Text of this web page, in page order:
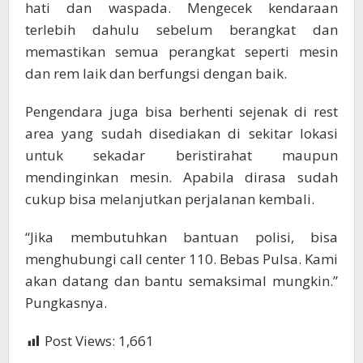
hati dan waspada. Mengecek kendaraan
terlebih dahulu sebelum berangkat dan
memastikan semua perangkat seperti mesin
dan rem laik dan berfungsi dengan baik.
Pengendara juga bisa berhenti sejenak di rest
area yang sudah disediakan di sekitar lokasi
untuk sekadar beristirahat maupun
mendinginkan mesin. Apabila dirasa sudah
cukup bisa melanjutkan perjalanan kembali.
“Jika membutuhkan bantuan polisi, bisa
menghubungi call center 110. Bebas Pulsa. Kami
akan datang dan bantu semaksimal mungkin.”
Pungkasnya.
Post Views: 1,661